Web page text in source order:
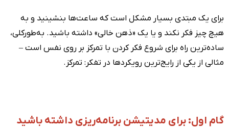
برای یک مبتدی بسیار مشکل است که ساعت‌ها بنشینید و به
هیچ چیز فکر نکند و یا یک «ذهن خالی» داشته باشید. به‌طورکلی،
ساده‌ترین راه برای شروع فکر کردن با تمرکز بر روی نفس است –
مثالی از یکی از رایج‌ترین رویکردها در تفکر: تمرکز.
گام اول: برای مدیتیشن برنامه‌ریزی داشته باشید